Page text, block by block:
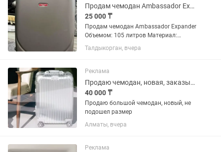
Продам чемодан Ambassador Expander
25 000 ₸
Продам чемодан Ambassador Expander
Объемом: 105 литров Материал:
прочный поликарбонат +ABS-пластик
Цвет: серый Вместительный чемодан,
длительных поездок....
Талдыкорган, вчера
Реклама
Продаю чемодан, новая, заказывала с официального сайта, размер не подошел
40 000 ₸
Продаю большой чемодан, новый, не
подошел размер
Алматы, вчера
Реклама